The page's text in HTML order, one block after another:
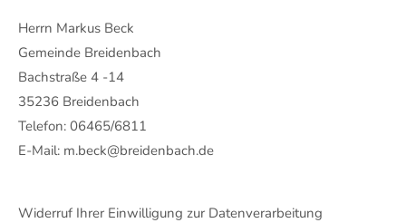
Herrn Markus Beck
Gemeinde Breidenbach
Bachstraße 4 -14
35236 Breidenbach
Telefon: 06465/6811
E-Mail: m.beck@breidenbach.de
Widerruf Ihrer Einwilligung zur Datenverarbeitung